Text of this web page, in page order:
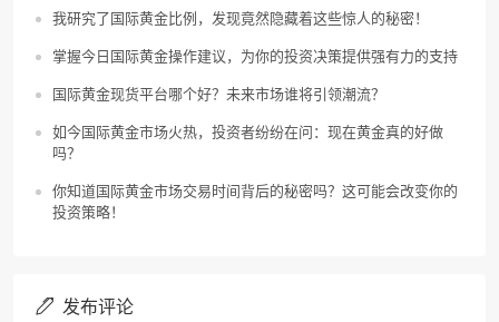
我研究了国际黄金比例，发现竟然隐藏着这些惊人的秘密！
掌握今日国际黄金操作建议，为你的投资决策提供强有力的支持
国际黄金现货平台哪个好？未来市场谁将引领潮流？
如今国际黄金市场火热，投资者纷纷在问：现在黄金真的好做
吗？
你知道国际黄金市场交易时间背后的秘密吗？这可能会改变你的
投资策略！
发布评论